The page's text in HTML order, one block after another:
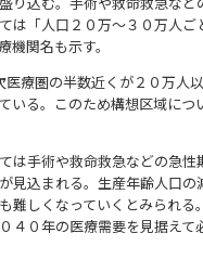
は「人口２０万〜３０万人ご
機関名も示す。
医療圏の半数近くが２０万人
いる。このため構想区域につ
は手術や救命救急などの急性
見込まれる。生産年齢人口
難しくなっていくとみられる
４０年の医療需要を見据えて